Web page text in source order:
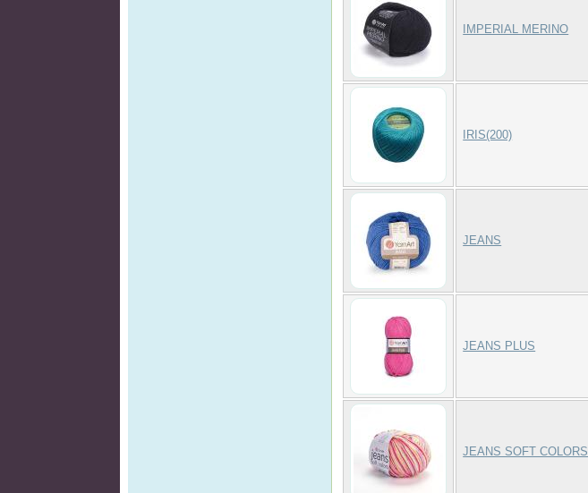
IMPERIAL MERINO
IRIS(200)
JEANS
JEANS PLUS
JEANS SOFT COLORS